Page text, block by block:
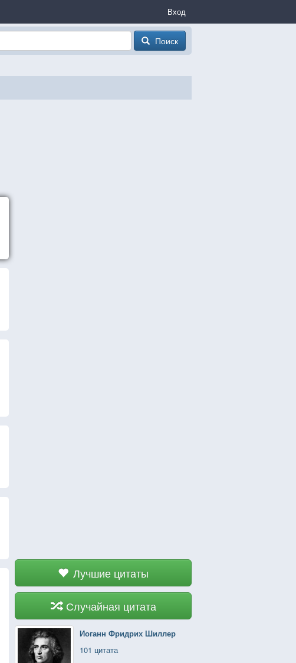
Вход
Поиск
Лучшие цитаты
Случайная цитата
Иоганн Фридрих Шиллер
101 цитата